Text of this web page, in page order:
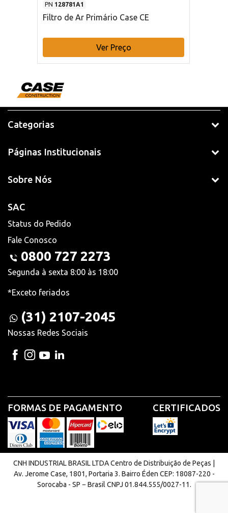
PN 128781A1
Filtro de Ar Primário Case CE
Ver Preço
Categorias
Páginas Institucionais
Sobre Nós
SAC
Status do Pedido
Fale Conosco
0800 727 2273
Segunda à sexta 8:00 às 18:00
*Exceto feriados
(31) 2107-2045
Nossas Redes Sociais
FORMAS DE PAGAMENTO CERTIFICADOS
CNH INDUSTRIAL BRASIL LTDA Centro de Distribuição de Peças |
Av. Jerome Case, 1801, Portaria 3. Bairro Éden CEP: 18087-220 -
Sorocaba - SP − Brasil CNPJ 01.844.555/0027-11.